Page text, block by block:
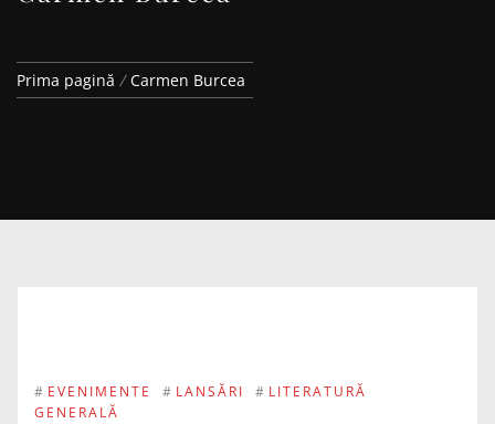
Prima pagină Carmen Burcea
# EVENIMENTE # LANSĂRI # LITERATURĂ
GENERALĂ